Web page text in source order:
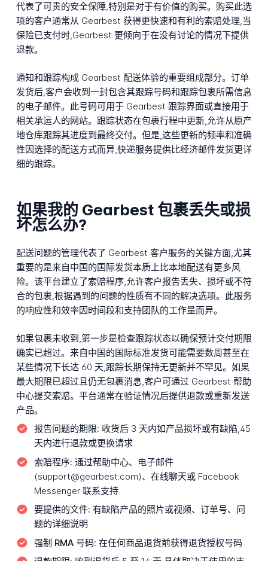
代表了可贵的安全保障,特别是对于有价值的购买。购买此选
项的客户通常从 Gearbest 获得更快速和有利的索赔处理,当
保险已支付时,Gearbest 更倾向于在没有讨论的情况下提供
退款。
通知和跟踪构成 Gearbest 配送体验的重要组成部分。订单
发货后,客户会收到一封包含其跟踪号码和跟踪包裹所需信息
的电子邮件。此号码可用于 Gearbest 跟踪界面或直接用于
相关承运人的网站。跟踪状态在包裹行程中更新,允许从原产
地仓库跟踪其进度到最终交付。但是,这些更新的频率和准确
性因选择的配送方式而异,快递服务提供比经济邮件发货更详
细的跟踪。
如果我的 Gearbest 包裹丢失或损
坏怎么办?
配送问题的管理代表了 Gearbest 客户服务的关键方面,尤其
重要的是来自中国的国际发货本质上比本地配送有更多风
险。该平台建立了索赔程序,允许客户报告丢失、损坏或不符
合的包裹,根据遇到的问题的性质有不同的解决选项。此服务
的响应性和效率因时间段和支持团队的工作量而异。
如果包裹未收到,第一步是检查跟踪状态以确保预计交付期限
确实已超过。来自中国的国际标准发货可能需要数周甚至在
某些情况下长达 60 天,跟踪长期保持无更新并不罕见。如果
最大期限已超过且仍无包裹消息,客户可通过 Gearbest 帮助
中心提交索赔。平台通常在验证情况后提供退款或重新发送
产品。
报告问题的期限: 收货后 3 天内如产品损坏或有缺陷,45
天内进行退款或更换请求
索赔程序: 通过帮助中心、电子邮件
(support@gearbest.com)、在线聊天或 Facebook
Messenger 联系支持
要提供的文件: 有缺陷产品的照片或视频、订单号、问
题的详细说明
强制 RMA 号码: 在任何商品退货前获得退货授权号码